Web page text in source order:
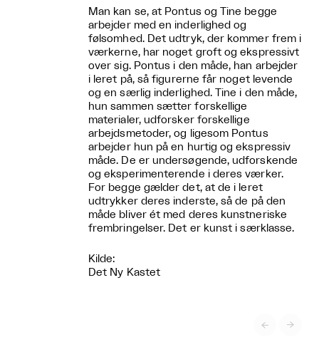
Man kan se, at Pontus og Tine begge
arbejder med en inderlighed og
følsomhed. Det udtryk, der kommer frem i
værkerne, har noget groft og ekspressivt
over sig. Pontus i den måde, han arbejder
i leret på, så figurerne får noget levende
og en særlig inderlighed. Tine i den måde,
hun sammen sætter forskellige
materialer, udforsker forskellige
arbejdsmetoder, og ligesom Pontus
arbejder hun på en hurtig og ekspressiv
måde. De er undersøgende, udforskende
og eksperimenterende i deres værker.
For begge gælder det, at de i leret
udtrykker deres inderste, så de på den
måde bliver ét med deres kunstneriske
frembringelser. Det er kunst i særklasse.
Kilde:
Det Ny Kastet
 